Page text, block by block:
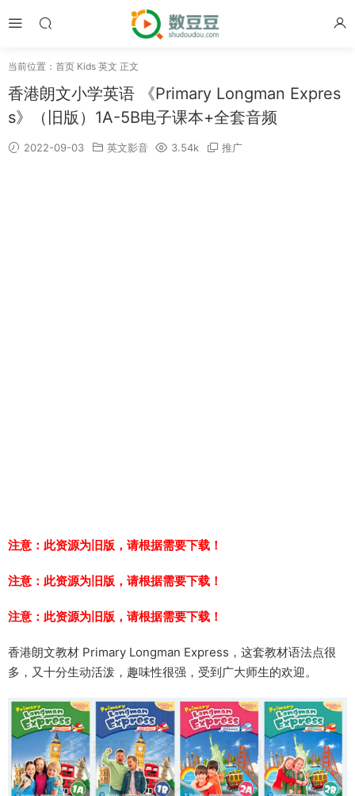
当前位置： 首页 Kids 英文 正文
香港朗文小学英语 《Primary Longman Expres
s》（旧版）1A-5B电子课本+全套音频
2022-09-03 英文影音 3.54k 推广
注意：此资源为旧版，请根据需要下载！
注意：此资源为旧版，请根据需要下载！
注意：此资源为旧版，请根据需要下载！
香港朗文教材 Primary Longman Express，这套教材语法点很
多，又十分生动活泼，趣味性很强，受到广大师生的欢迎。